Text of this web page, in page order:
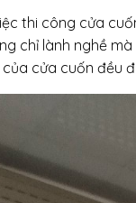
thi công cửa
chỉ lành nghề
cửa cuốn đều